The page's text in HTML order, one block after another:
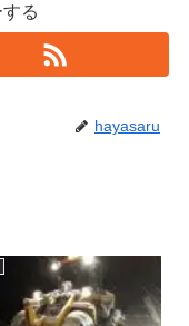
る
hayasaru